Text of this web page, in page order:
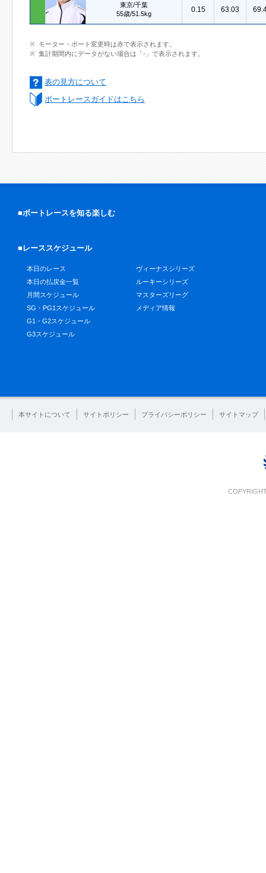
東京/千葉
55歳/51.5kg
0.15
63.03
モーター・ボート変更時は赤で表示されます。
集計期間内にデータがない場合は「-」で表示されます。
表の見方について
ボートレースガイドはこちら
■ボートレースを知る楽しむ
■レーススケジュール
本日のレース
本日の払戻金一覧
月間スケジュール
SG・PG1スケジュール
G1・G2スケジュール
G3スケジュール
ヴィーナスシリーズ
ルーキーシリーズ
マスターズリーグ
メディア情報
本サイトについて サイトポリシー プライバシーポリシー サイトマップ